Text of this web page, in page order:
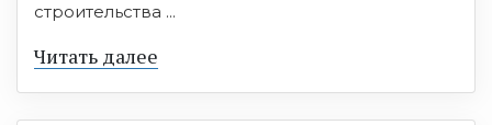
строительства ...
Читать далее